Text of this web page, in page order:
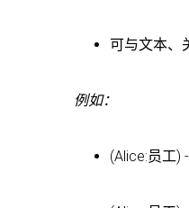
可与文本、
例如：
(Alice:员工)